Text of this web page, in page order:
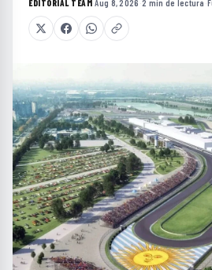
EDITORIAL TEAM·Aug 8, 2026 ·2 min de lectura ·